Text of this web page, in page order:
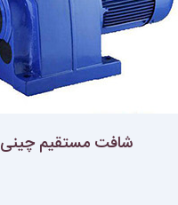
شافت مستقيم چينى